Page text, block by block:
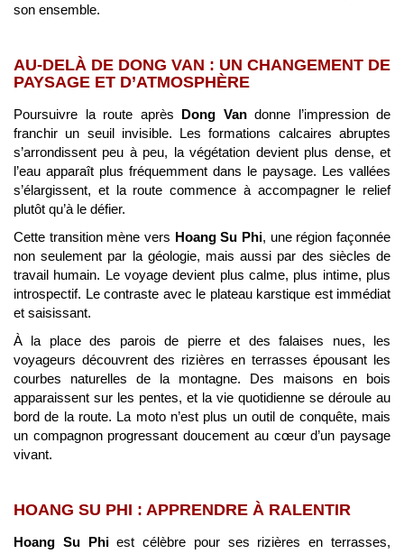
son ensemble.
AU-DELÀ DE DONG VAN : UN CHANGEMENT DE
PAYSAGE ET D’ATMOSPHÈRE
Poursuivre la route après Dong Vandonne l’impression de
franchir un seuil invisible. Les formations calcaires abruptes
s’arrondissent peu à peu, la végétation devient plus dense, et
l’eau apparaît plus fréquemment dans le paysage. Les vallées
s’élargissent, et la route commence à accompagner le relief
plutôt qu’à le défier.
Cette transition mène vers Hoang Su Phi, une région façonnée
non seulement par la géologie, mais aussi par des siècles de
travail humain. Le voyage devient plus calme, plus intime, plus
introspectif. Le contraste avec le plateau karstique est immédiat
et saisissant.
À la place des parois de pierre et des falaises nues, les
voyageurs découvrent des rizières en terrasses épousant les
courbes naturelles de la montagne. Des maisons en bois
apparaissent sur les pentes, et la vie quotidienne se déroule au
bord de la route. La moto n’est plus un outil de conquête, mais
un compagnon progressant doucement au cœur d’un paysage
vivant.
HOANG SU PHI : APPRENDRE À RALENTIR
Hoang Su Phiest célèbre pour ses rizières en terrasses,